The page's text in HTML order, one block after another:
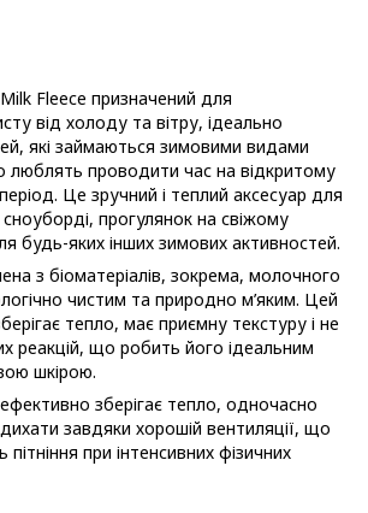
Fleece призначений для
від холоду та вітру, ідеально
які займаються зимовими видами
люблять проводити час на відкритому
Це зручний і теплий аксесуар для
прогулянок на свіжому
будь-яких інших зимових активностей.
з біоматеріалів, зокрема, молочного
чистим та природно м’яким. Цей
тепло, має приємну текстуру і не
реакцій, що робить його ідеальним
шкірою.
зберігає тепло, одночасно
завдяки хорошій вентиляції, що
пітніння при інтенсивних фізичних